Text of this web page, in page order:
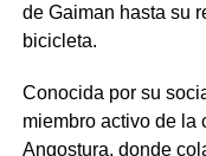
de Gaiman hasta su
bicicleta.
Conocida por su
miembro activo de la
Angostura, donde